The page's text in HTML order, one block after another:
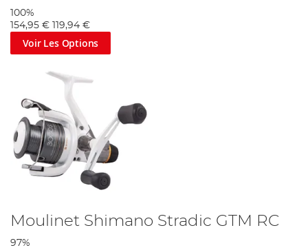
100%
154,95 € 119,94 €
Voir Les Options
Moulinet Shimano Stradic GTM RC
97%